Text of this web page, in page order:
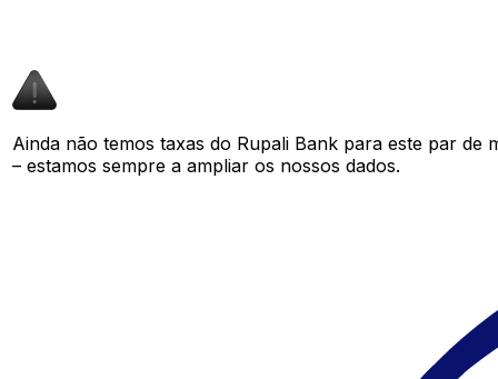
Ainda não temos taxas do Rupali Bank para este par
– estamos sempre a ampliar os nossos dados.